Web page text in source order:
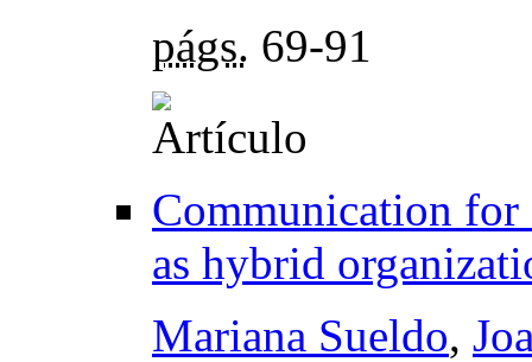
págs. 69-91
Communication
as hybrid
Mariana Sueldo,